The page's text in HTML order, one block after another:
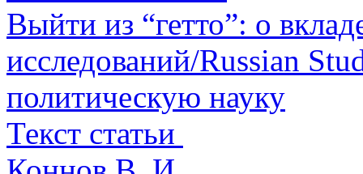
Выйти из “гетто”: о
исследований/Russian
политическую науку
Текст статьи